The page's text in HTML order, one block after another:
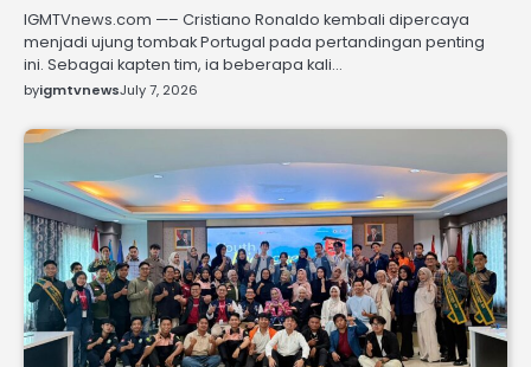
IGMTVnews.com —– Cristiano Ronaldo kembali dipercaya
menjadi ujung tombak Portugal pada pertandingan penting
ini. Sebagai kapten tim, ia beberapa kali…
byigmtvnewsJuly 7, 2026